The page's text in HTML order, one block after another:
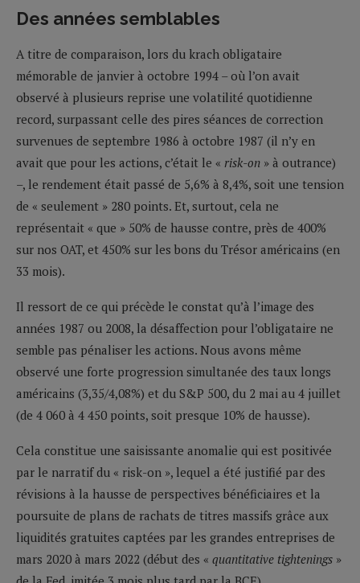
Des années semblables
A titre de comparaison, lors du krach obligataire
mémorable de janvier à octobre 1994 – où l’on avait
observé à plusieurs reprise une volatilité quotidienne
record, surpassant celle des pires séances de correction
survenues de septembre 1986 à octobre 1987 (il n’y en
avait que pour les actions, c’était le « risk-on » à outrance)
–, le rendement était passé de 5,6% à 8,4%, soit une tension
de « seulement » 280 points. Et, surtout, cela ne
représentait « que » 50% de hausse contre, près de 400%
sur nos OAT, et 450% sur les bons du Trésor américains (en
33 mois).
Il ressort de ce qui précède le constat qu’à l’image des
années 1987 ou 2008, la désaffection pour l’obligataire ne
semble pas pénaliser les actions. Nous avons même
observé une forte progression simultanée des taux longs
américains (3,35/4,08%) et du S&P 500, du 2 mai au 4 juillet
(de 4 060 à 4 450 points, soit presque 10% de hausse).
Cela constitue une saisissante anomalie qui est positivée
par le narratif du « risk-on », lequel a été justifié par des
révisions à la hausse de perspectives bénéficiaires et la
poursuite de plans de rachats de titres massifs grâce aux
liquidités gratuites captées par les grandes entreprises de
mars 2020 à mars 2022 (début des « quantitative tightenings »